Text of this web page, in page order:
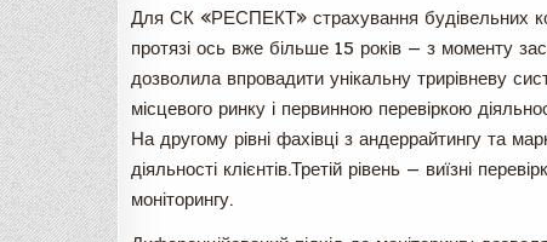
Для СК «РЕСПЕКТ» страхування будівельних
протязі ось вже більше 15 років — з моменту
дозволила впровадити унікальну трирівневу
місцевого ринку і первинною перевіркою
На другому рівні фахівці з андеррайтингу та
діяльності клієнтів.Третій рівень — виїзні
моніторингу.